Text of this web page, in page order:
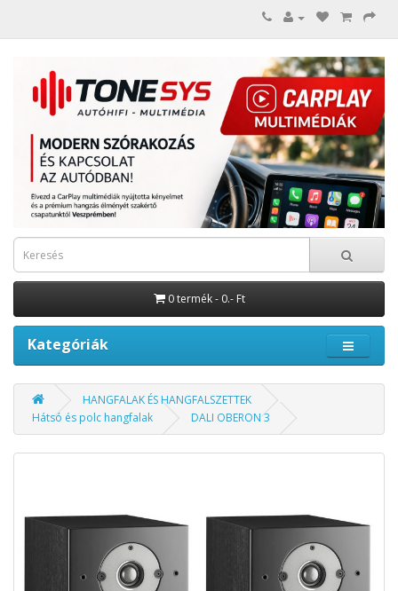
0 termék - 0.- Ft
Kategóriák
HANGFALAK ÉS HANGFALSZETTEK
Hátsó és polc hangfalak
DALI OBERON 3